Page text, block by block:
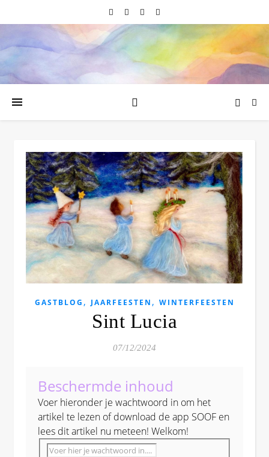
GASTBLOG , JAARFEESTEN , WINTERFEESTEN
Sint Lucia
07/12/2024
Beschermde inhoud
Voer hieronder je wachtwoord in om het
artikel te lezen of download de app SOOF en
lees dit artikel nu meteen! Welkom!